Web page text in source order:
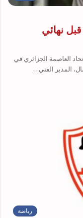
نهائي
العاصمة الجزائري في
المدير الفني…
رياضة